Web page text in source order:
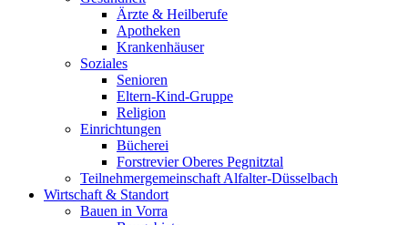
Ärzte & Heilberufe
Apotheken
Krankenhäuser
Soziales
Senioren
Eltern-Kind-Gruppe
Religion
Einrichtungen
Bücherei
Forstrevier Oberes Pegnitztal
Teilnehmergemeinschaft Alfalter-Düsselbach
Wirtschaft & Standort
Bauen in Vorra